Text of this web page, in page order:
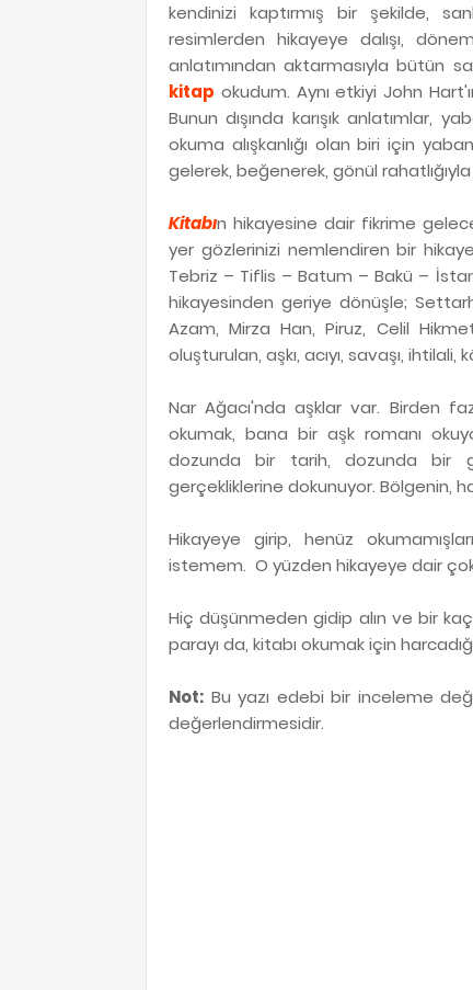
kendinizi kaptırmış bir şekilde,
resimlerden hikayeye dalışı,
anlatımından aktarmasıyla bütün
kitap okudum. Aynı etkiyi John
Bunun dışında karışık anlatımlar,
okuma alışkanlığı olan biri için
gelerek, beğenerek, gönül rahatlığıyla
Kitabın hikayesine dair fikrime
yer gözlerinizi nemlendiren bir
Tebriz – Tiflis – Batum – Bakü –
hikayesinden geriye dönüşle;
Azam, Mirza Han, Piruz, Celil
oluşturulan, aşkı, acıyı, savaşı,
Nar Ağacı'nda aşklar var. Birden
okumak, bana bir aşk romanı
dozunda bir tarih, dozunda bir
gerçekliklerine dokunuyor. Bölgenin,
Hikayeye girip, henüz
istemem. O yüzden hikayeye dair
Hiç düşünmeden gidip alın ve bir
parayı da, kitabı okumak için
Not: Bu yazı edebi bir inceleme
değerlendirmesidir.